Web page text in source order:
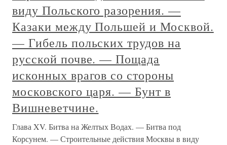
виду Польского разорения. —
Казаки между Польшей и Москвой.
— Гибель польских трудов на
русской почве. — Пощада
исконных врагов со стороны
московского царя. — Бунт в
Вишневетчине.
Глава XV. Битва на Желтых Водах. — Битва под
Корсунем. — Строительные действия Москвы в виду